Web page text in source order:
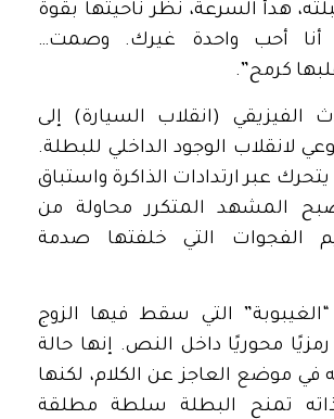
هدأ السرعة، نظر ناحيتها بقوة
أنا أحب واحدة غيرك. وصمت…
كرمح”.
الفيزيقي (انقلاب السيارة) إلى
لانقلاب الوجود الداخلي للبطلة.
عبر ارتدادات الذاكرة واستباق
المشهد المتكرر محاولة من
الفجوات التي خلفتها صدمة
التي سقط فيها الزوج
محوريًا داخل النص. إنها حالة
في موضع العاجز عن الكلام، لكنها
تمنح البطلة سلطة مطلقة